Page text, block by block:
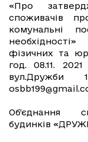
«Про
споживачів
комунальні
фізичних та
год. 08.11.
Об’єднання
будинків